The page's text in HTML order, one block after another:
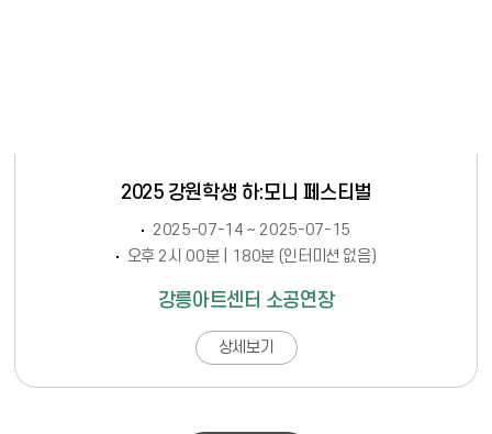
2025 강원학생 하:모니 페스티벌
2025-07-14 ~ 2025-07-15
오후 2시 00분 | 180분 (인터미션 없음)
강릉아트센터 소공연장
상세보기